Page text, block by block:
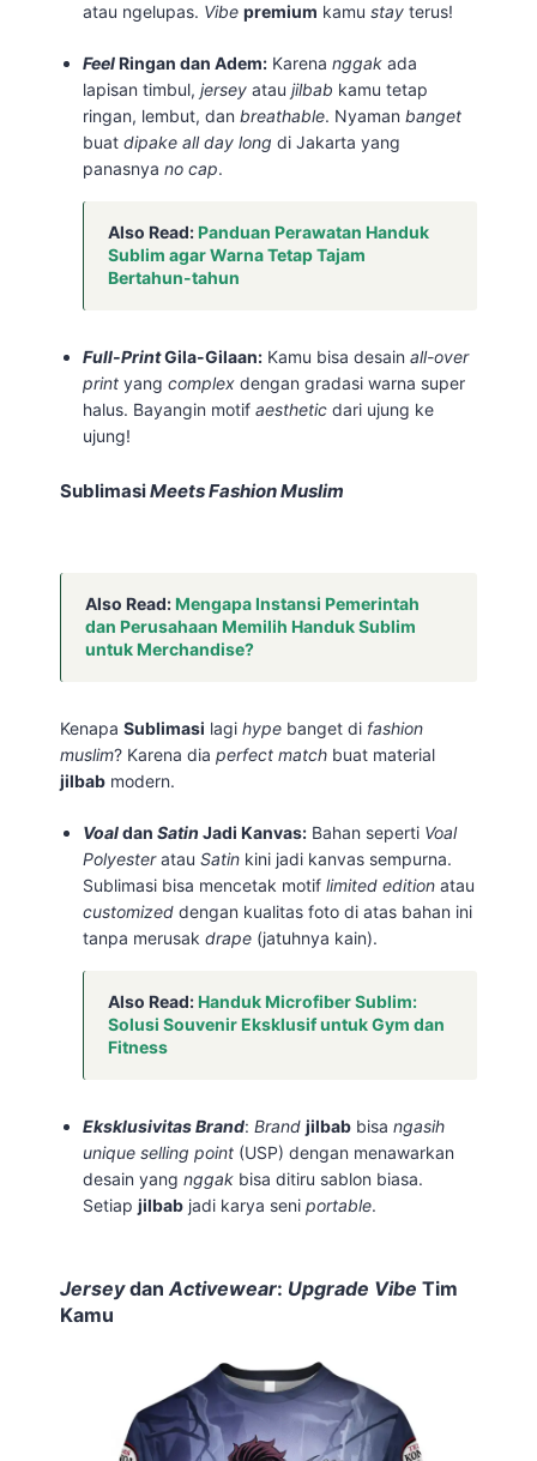
atau ngelupas. Vibe premium kamustay terus!
FeelRingan dan Adem: Karenanggak ada
lapisan timbul,jersey ataujilbab kamu tetap
ringan, lembut, danbreathable. Nyamanbanget
buatdipake all day long di Jakarta yang
panasnyano cap.
Also Read:Panduan Perawatan Handuk
Sublim agar Warna Tetap Tajam
Bertahun-tahun
Full-PrintGila-Gilaan: Kamu bisa desainall-over
print yangcomplex dengan gradasi warna super
halus. Bayangin motifaesthetic dari ujung ke
ujung!
SublimasiMeetsFashion Muslim
Also Read:Mengapa Instansi Pemerintah
dan Perusahaan Memilih Handuk Sublim
untuk Merchandise?
Kenapa Sublimasi lagi hype banget di fashion
muslim? Karena dia perfect match buat material
jilbab modern.
VoaldanSatin Jadi Kanvas: Bahan seperti Voal
PolyesteratauSatin kini jadi kanvas sempurna.
Sublimasi bisa mencetak motiflimited edition atau
customized dengan kualitas foto di atas bahan ini
tanpa merusakdrape (jatuhnya kain).
Also Read:Handuk Microfiber Sublim:
Solusi Souvenir Eksklusif untuk Gym dan
Fitness
Eksklusivitas Brand:Brand jilbab bisangasih
unique selling point (USP) dengan menawarkan
desain yangnggak bisa ditiru sablon biasa.
Setiapjilbab jadi karya seniportable.
JerseydanActivewear: Upgrade Vibe Tim
Kamu